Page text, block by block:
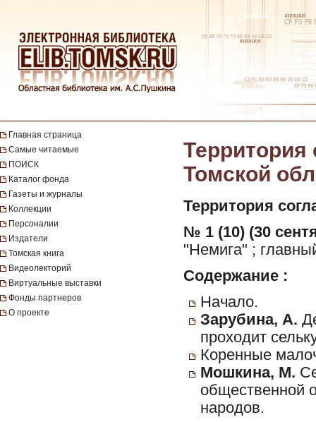
Главная страница
Самые читаемые
ПОИСК
Каталог фонда
Газеты и журналы
Коллекции
Персоналии
Издатели
Томская книга
Видеолекторий
Виртуальные выставки
Фонды партнеров
О проекте
Территория
Томской
Территория
№ 1 (10) (30
"Немига" ;
Содержание :
Начало.
Зарубина, А.
проходит
Коренные
Мошкина, М.
общественной
народов.